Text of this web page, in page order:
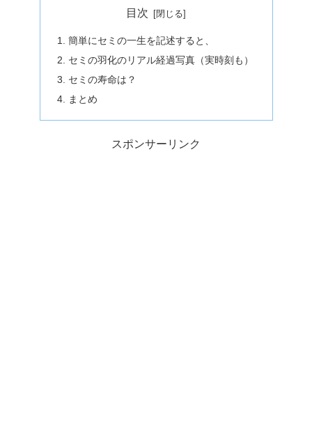
目次
簡単にセミの一生を記述すると、
セミの羽化のリアル経過写真（実時刻も）
セミの寿命は？
まとめ
スポンサーリンク